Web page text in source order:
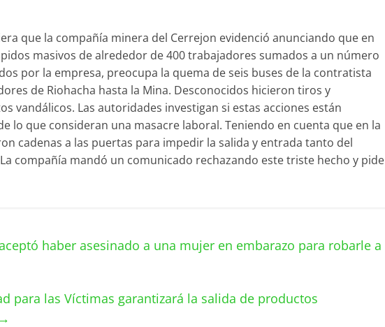
que la compañía minera del Cerrejon evidenció anunciando que en
masivos de alrededor de 400 trabajadores sumados a un número
por la empresa, preocupa la quema de seis buses de la contratista
de Riohacha hasta la Mina. Desconocidos hicieron tiros y
vandálicos. Las autoridades investigan si estas acciones están
lo que consideran una masacre laboral. Teniendo en cuenta que en la
cadenas a las puertas para impedir la salida y entrada tanto del
compañía mandó un comunicado rechazando este triste hecho y pide
haber asesinado a una mujer en embarazo para robarle a
para las Víctimas garantizará la salida de productos
→